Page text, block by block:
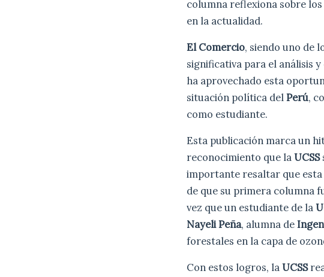
columna reflexiona sobre
en la actualidad.
El Comercio, siendo uno de
significativa para el análisis
ha aprovechado esta
situación política delPerú,
como estudiante.
Esta publicación marca un
reconocimiento que laUCSS
importante resaltar que
de que su primera columna
vez que un estudiante de la
Nayeli Peña, alumna de
forestales en la capa de
Con estos logros, laUCSS